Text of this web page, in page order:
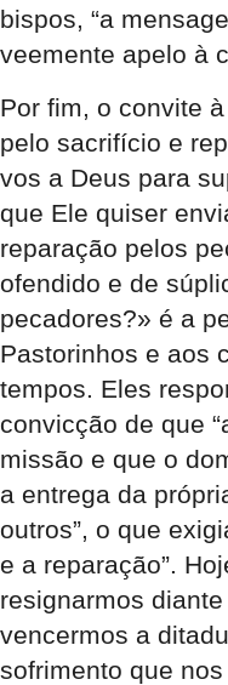
bispos, “a
veemente apelo à
Por fim, o convite
pelo sacrifício e
vos a Deus para
que Ele quiser
reparação pelos
ofendido e de
pecadores?» é a
Pastorinhos e aos
tempos. Eles
convicção de que
missão e que o
a entrega da
outros”, o que
e a reparação”.
resignarmos
vencermos a
sofrimento que